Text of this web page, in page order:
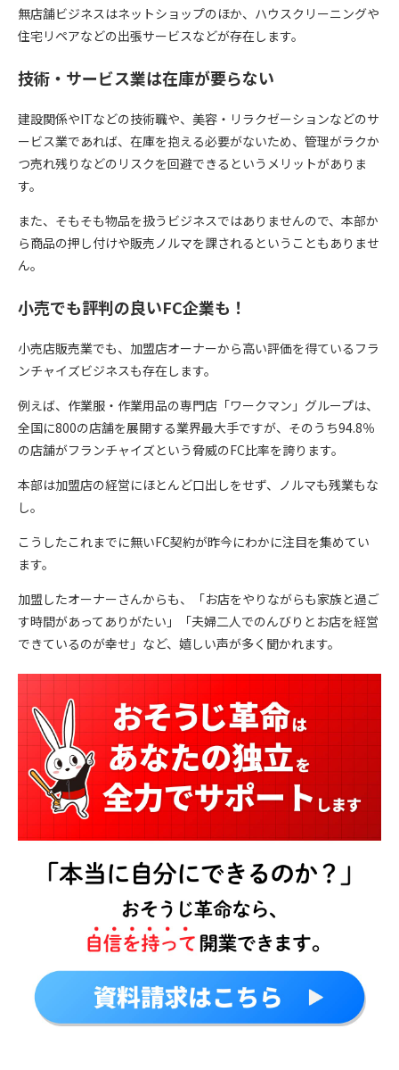
無店舗ビジネスはネットショップのほか、ハウスクリーニングや
住宅リペアなどの出張サービスなどが存在します。
技術・サービス業は在庫が要らない
建設関係やITなどの技術職や、美容・リラクゼーションなどのサ
ービス業であれば、在庫を抱える必要がないため、管理がラクか
つ売れ残りなどのリスクを回避できるというメリットがありま
す。
また、そもそも物品を扱うビジネスではありませんので、本部か
ら商品の押し付けや販売ノルマを課されるということもありませ
ん。
小売でも評判の良いFC企業も！
小売店販売業でも、加盟店オーナーから高い評価を得ているフラ
ンチャイズビジネスも存在します。
例えば、作業服・作業用品の専門店「ワークマン」グループは、
全国に800の店舗を展開する業界最大手ですが、そのうち94.8％
の店舗がフランチャイズという脅威のFC比率を誇ります。
本部は加盟店の経営にほとんど口出しをせず、ノルマも残業もな
し。
こうしたこれまでに無いFC契約が昨今にわかに注目を集めてい
ます。
加盟したオーナーさんからも、「お店をやりながらも家族と過ご
す時間があってありがたい」「夫婦二人でのんびりとお店を経営
できているのが幸せ」など、嬉しい声が多く聞かれます。